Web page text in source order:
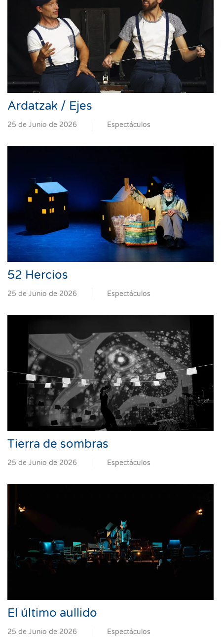
Ardatzak / Ejes
25 de Junio de 2026 Espectáculos
52 Hercios
25 de Junio de 2026 Espectáculos
Tierra de sombras
25 de Junio de 2026 Espectáculos
El último aullido
25 de Junio de 2026 Espectáculos